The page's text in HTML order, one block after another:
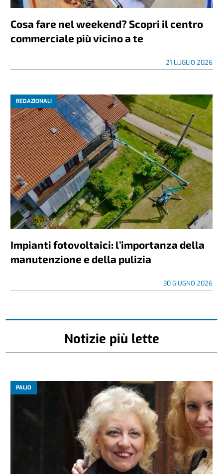
Cosa fare nel weekend? Scopri il centro
commerciale più vicino a te
21 LUGLIO 2026
REDAZIONALI
Impianti fotovoltaici: l’importanza della
manutenzione e della pulizia
30 GIUGNO 2026
Notizie più lette
PALIO